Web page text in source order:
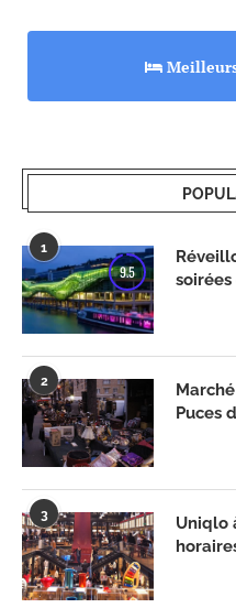
1
9.5
2
Puces
3
Uniqlo